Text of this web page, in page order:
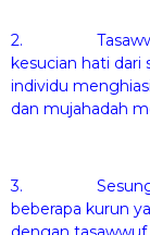
2. Tasawwuf
kesucian hati dari
individu
dan mujahadah
3.
beberapa kurun